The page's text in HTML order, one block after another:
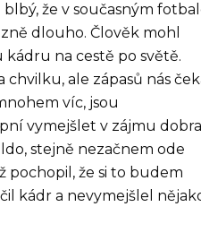
že v současným
dlouho. Člověk mohl
na cestě po světě.
chvilku, ale zápasů nás
víc, jsou
vymejšlet v zájmu
stejně nezačnem ode
pochopil, že si to budem
kádr a nevymejšlel